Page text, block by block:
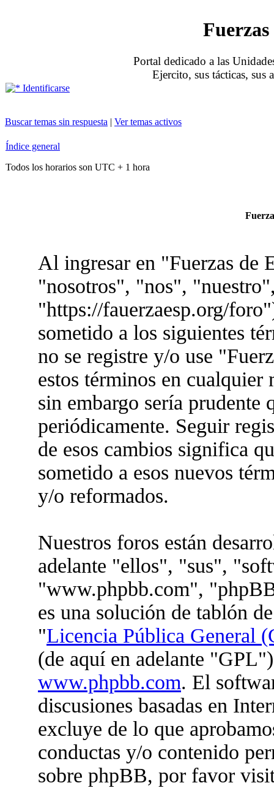
Portal dedicado a las
Ejercito, sus tácticas, sus
Identificarse
Buscar temas sin respuesta | Ver temas activos
Índice general
Todos los horarios son UTC + 1 hora
Al ingresar en "Fuerzas de
"nosotros", "nos",
"https://fauerzaesp.org/
sometido a los siguientes
no se registre y/o use
estos términos en
sin embargo sería prudente
periódicamente. Seguir
de esos cambios significa
sometido a esos nuevos
y/o reformados.
Nuestros foros están
adelante "ellos", "sus",
"www.phpbb.com",
es una solución de tablón
"Licencia Pública General
(de aquí en adelante
www.phpbb.com. El
discusiones basadas en
excluye de lo que
conductas y/o contenido
sobre phpBB, por favor